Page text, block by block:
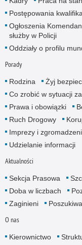
Postępowania
Ogłoszenia
służby w Policji
Oddziały o profilu
Porady
Rodzina Żyj
Co zrobić w sytuacji
Prawa i obowiązki
Ruch Drogowy
Imprezy i
Udzielanie informacji
Aktualności
Sekcja Prasowa
Doba w liczbach
Zaginieni
O nas
Kierownictwo